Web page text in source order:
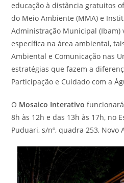
educação à distância gratuitos
do Meio Ambiente (MMA) e
Administração Municipal (Ibam)
específica na área ambiental,
Ambiental e Comunicação nas
estratégias que fazem a
Participação e Cuidado com a
O Mosaico Interativo
8h às 12h e das 13h às 17h, no
Puduari, s/nº, quadra 253, Novo